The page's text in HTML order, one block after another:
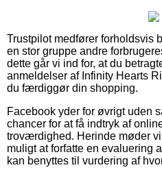
Trustpilot medfører forholdsvis
en stor gruppe andre
dette går vi ind for, at du
anmeldelser af Infinity Hearts
du færdiggør din shopping.
Facebook yder for øvrigt uden
chancer for at få indtryk af
troværdighed. Herinde møder
muligt at forfatte en evaluering
kan benyttes til vurdering af